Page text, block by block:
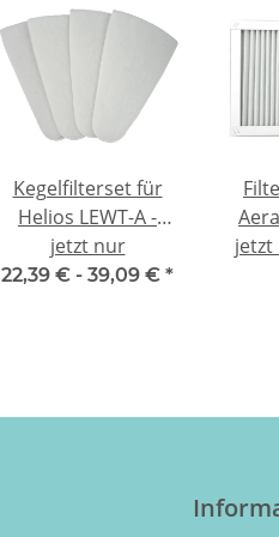
Kegelfilterset für
Helios LEWT-A -
kompatibel
jetzt nur
22,39 € - 39,09 € *